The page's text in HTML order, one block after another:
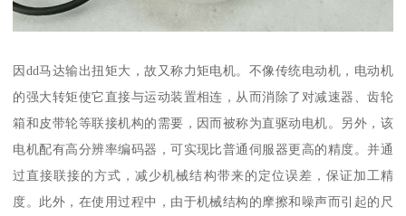
因dd马达输出扭矩大，故又称力矩电机。不像传统电动机，电动机
的强大转矩使它直接与运动装置相连，从而消除了对减速器、齿轮
箱和皮带轮等联接机构的需要，因而被称为直驱动电机。另外，该
电机配有高分辨率编码器，可实现比普通伺服器更高的精度。并通
过直接联接的方式，减少机械结构带来的定位误差，保证加工精
度。此外，在使用过程中，由于机械结构的摩擦和噪声而引起的尺